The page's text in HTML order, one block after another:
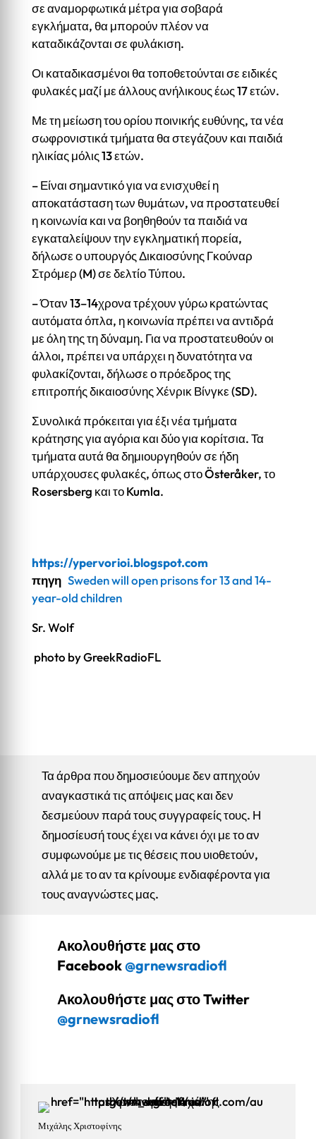
σε αναμορφωτικά μέτρα για σοβαρά
εγκλήματα, θα μπορούν πλέον να
καταδικάζονται σε φυλάκιση.
Οι καταδικασμένοι θα τοποθετούνται σε ειδικές
φυλακές μαζί με άλλους ανήλικους έως 17 ετών.
Με τη μείωση του ορίου ποινικής ευθύνης, τα νέα
σωφρονιστικά τμήματα θα στεγάζουν και παιδιά
ηλικίας μόλις 13 ετών.
– Είναι σημαντικό για να ενισχυθεί η
αποκατάσταση των θυμάτων, να προστατευθεί
η κοινωνία και να βοηθηθούν τα παιδιά να
εγκαταλείψουν την εγκληματική πορεία,
δήλωσε ο υπουργός Δικαιοσύνης Γκούναρ
Στρόμερ (M) σε δελτίο Τύπου.
– Όταν 13–14χρονα τρέχουν γύρω κρατώντας
αυτόματα όπλα, η κοινωνία πρέπει να αντιδρά
με όλη της τη δύναμη. Για να προστατευθούν οι
άλλοι, πρέπει να υπάρχει η δυνατότητα να
φυλακίζονται, δήλωσε ο πρόεδρος της
επιτροπής δικαιοσύνης Χένρικ Βίνγκε (SD).
Συνολικά πρόκειται για έξι νέα τμήματα
κράτησης για αγόρια και δύο για κορίτσια. Τα
τμήματα αυτά θα δημιουργηθούν σε ήδη
υπάρχουσες φυλακές, όπως στο Österåker, το
Rosersberg και το Kumla.
https://ypervorioi.blogspot.com
πηγη Sweden will open prisons for 13 and 14-
year-old children
Sr. Wolf
photo by GreekRadioFL
Τα άρθρα που δημοσιεύουμε δεν απηχούν
αναγκαστικά τις απόψεις μας και δεν
δεσμεύουν παρά τους συγγραφείς τους. Η
δημοσίευσή τους έχει να κάνει όχι με το αν
συμφωνούμε με τις θέσεις που υιοθετούν,
αλλά με το αν τα κρίνουμε ενδιαφέροντα για
τους αναγνώστες μας.
Ακολουθήστε μας στο
Facebook@grnewsradiofl
Ακολουθήστε μας στο Twitter
@grnewsradiofl
Μιχάλης Χριστοφίνης